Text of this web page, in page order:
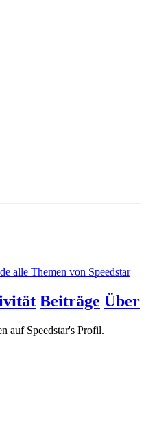
alle Themen von Speedstar
Beiträge Über
auf Speedstar's Profil.